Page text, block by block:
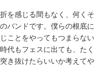
を感じる間もなく、何くそ
バンドです。僕らの根底に
ことをやってもつまらない
代もフェスに出ても、たく
き抜けたらいいか考えてや